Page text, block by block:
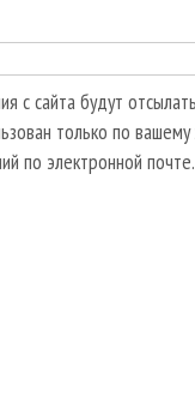
с сайта будут
только по
по электронной почте.